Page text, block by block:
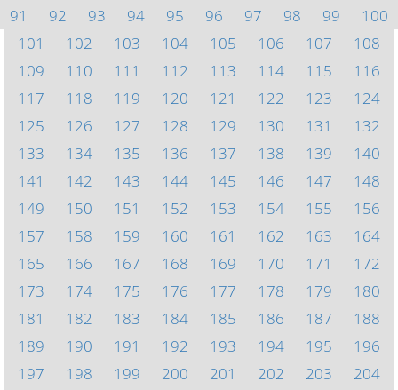
91
92 93 94 95 96 97 98 99
100
101
102 103 104 105 106 107
108
109
110 111 112 113 114 115
116
117
118 119 120 121 122 123
124
125
126 127 128 129 130 131
132
133
134 135 136 137 138 139
140
141
142 143 144 145 146 147
148
149
150 151 152 153 154 155
156
157
158 159 160 161 162 163
164
165
166 167 168 169 170 171
172
173
174 175 176 177 178 179
180
181
182 183 184 185 186 187
188
189
190 191 192 193 194 195
196
197
198 199 200 201 202 203
204